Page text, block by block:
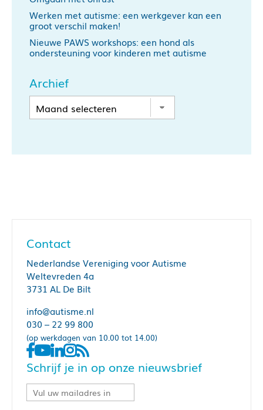
Werken met autisme: een werkgever kan een
groot verschil maken!
Nieuwe PAWS workshops: een hond als
ondersteuning voor kinderen met autisme
Archief
Contact
Nederlandse Vereniging voor Autisme
Weltevreden 4a
3731 AL De Bilt
info@autisme.nl
030 – 22 99 800
(op werkdagen van 10.00 tot 14.00)
Schrijf je in op onze nieuwsbrief